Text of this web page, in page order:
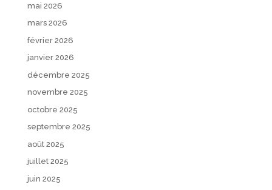
mai 2026
mars 2026
février 2026
janvier 2026
décembre 2025
novembre 2025
octobre 2025
septembre 2025
août 2025
juillet 2025
juin 2025